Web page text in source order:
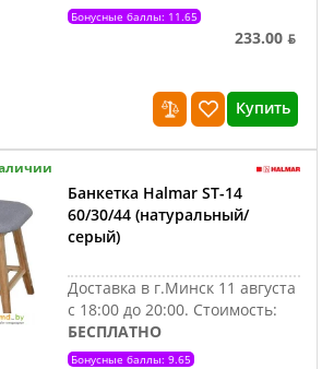
Бонусные баллы: 11.65
233.00 ƃ
Купить
Банкетка Halmar ST-14
60/30/44 (натуральный/
серый)
Доставка в г.Минск 11 августа
с 18:00 до 20:00. Стоимость:
БЕСПЛАТНО
Бонусные баллы: 9.65